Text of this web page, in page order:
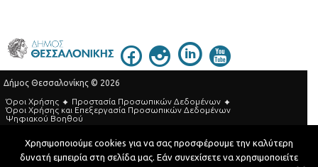
Δήμος Θεσσαλονίκης © 2026
Όροι Χρήσης
Προστασία Προσωπικών Δεδομένων
Όροι Xρήσης και Eπεξεργασία Προσωπικών Δεδομένων
Ψηφιακού Βοηθού
Τηλεφωνικός Κατάλογος
Developed by MyCompany Projects
Χρησιμοποιούμε cookies για να σας προσφέρουμε την καλύτερη
δυνατή εμπειρία στη σελίδα μας. Εάν συνεχίσετε να χρησιμοποιείτε